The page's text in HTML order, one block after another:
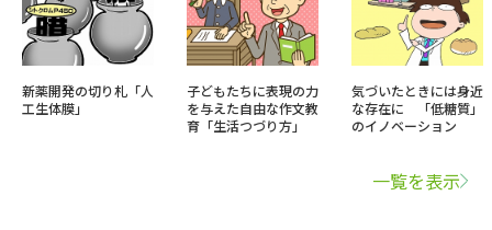
新薬開発の切り札「人
工生体膜」
子どもたちに表現の力
を与えた自由な作文教
育「生活つづり方」
気づいたときには身近
な存在に 「低糖質」
のイノベーション
一覧を表示